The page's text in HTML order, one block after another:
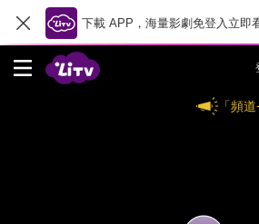
下載 APP，海量影劇免登入立即
「頻